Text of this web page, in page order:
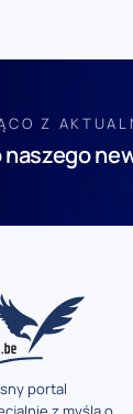
Z
naszego
portal